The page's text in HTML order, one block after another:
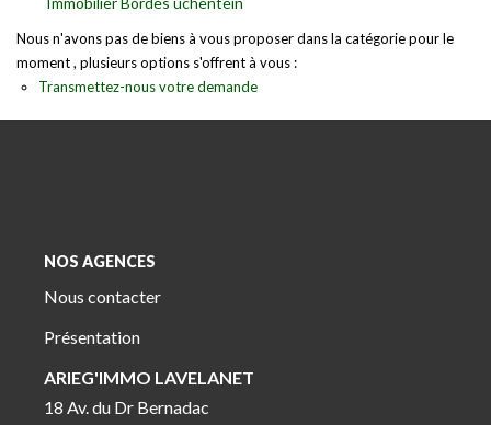
Nous n'avons pas de biens à vous proposer dans la catégorie pour le
moment , plusieurs options s'offrent à vous :
Transmettez-nous votre demande
NOS AGENCES
Nous contacter
Présentation
ARIEG'IMMO LAVELANET
18 Av. du Dr Bernadac